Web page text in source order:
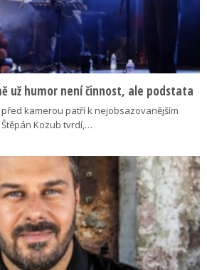
už humor není činnost, ale podstata
kamerou patří k nejobsazovanějším
Kozub tvrdí,…